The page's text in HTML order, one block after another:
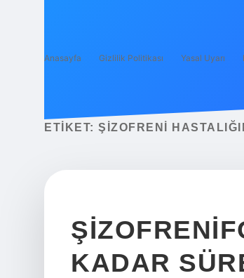
Anasayfa Gizlilik Politikası Yasal Uyarı
ETIKET: ŞIZOFRENI
KADAR